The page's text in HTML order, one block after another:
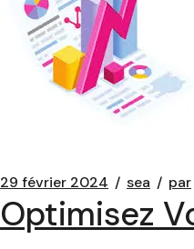
29 février 2024 sea par
Optimisez